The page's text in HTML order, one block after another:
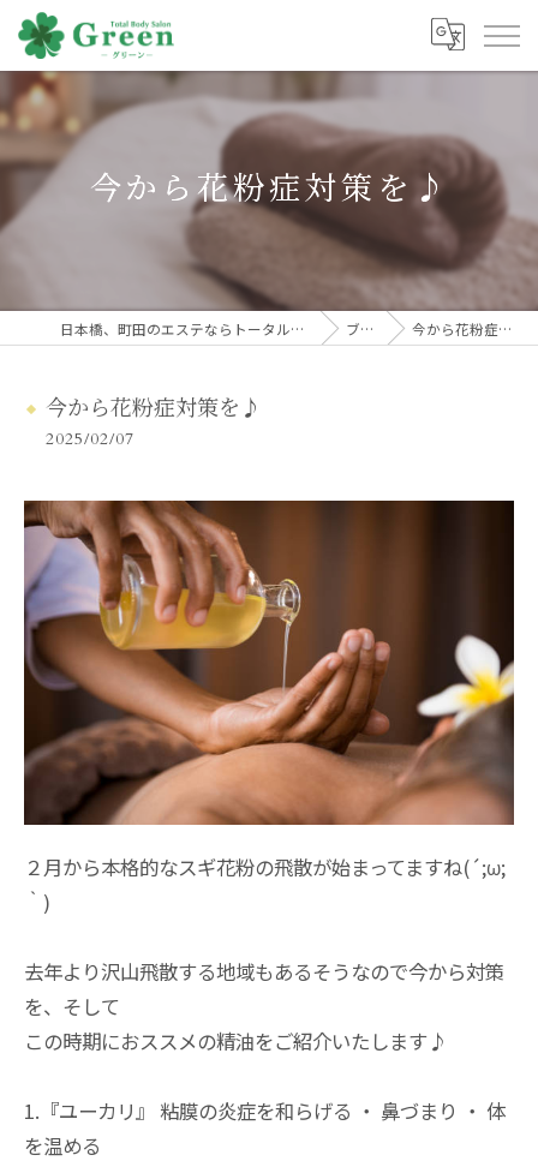
今から花粉症対策を♪
日本橋、町田のエステならトータルボディサロンGreen ブログ 今から花粉症対策を♪
今から花粉症対策を♪
2025/02/07
２月から本格的なスギ花粉の飛散が始まってますね(´;ω;
｀)
去年より沢山飛散する地域もあるそうなので今から対策
を、そして
この時期におススメの精油をご紹介いたします♪
1.『ユーカリ』 粘膜の炎症を和らげる ・ 鼻づまり ・ 体
を温める